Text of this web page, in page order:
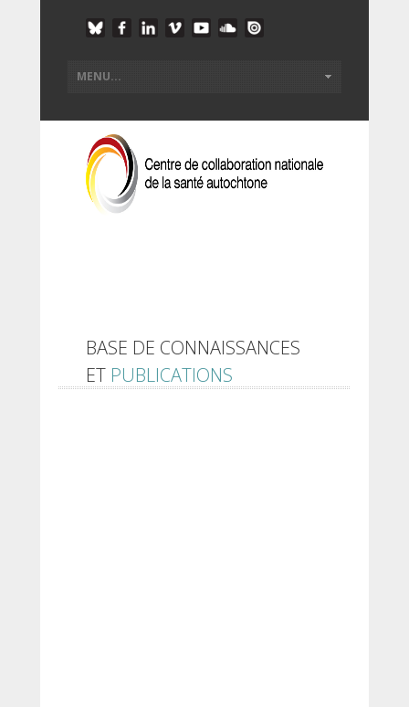
BASE DE CONNAISSANCES
ET PUBLICATIONS